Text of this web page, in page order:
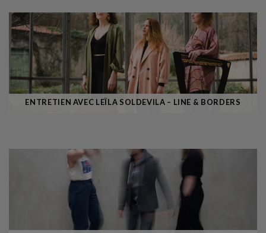
ENTRETIEN AVEC LEÏLA SOLDEVILA – LINE & BORDERS